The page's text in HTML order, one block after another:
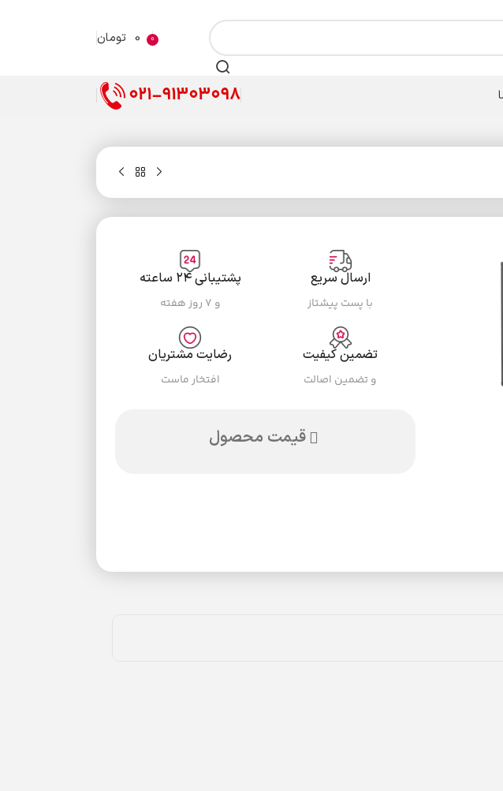
0
0 تومان
021-91303098
ارسال سریع
با پست پیشتاز
پشتیبانی ۲۴ ساعته
و ۷ روز هفته
تضمین کیفیت
و تضمین اصالت
رضایت مشتریان
افتخار ماست
قیمت محصول